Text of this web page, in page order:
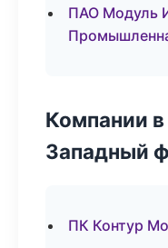
ПАО Модуль
Компании
Западный
ПК Контур